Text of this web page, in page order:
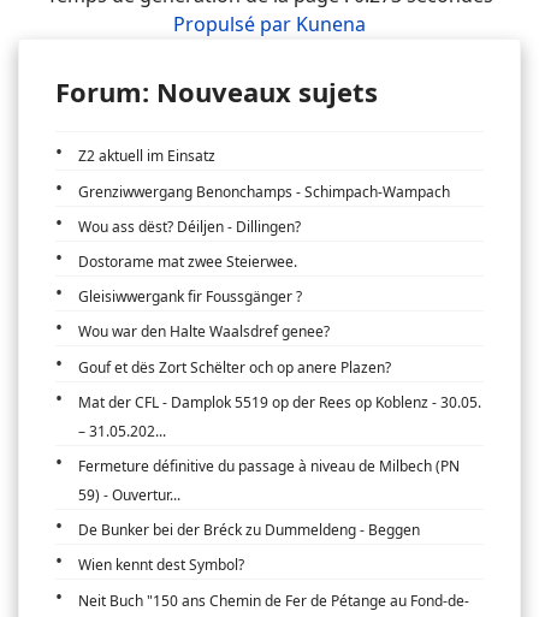
Propulsé par Kunena
Forum: Nouveaux sujets
Z2 aktuell im Einsatz
Grenziwwergang Benonchamps - Schimpach-Wampach
Wou ass dëst? Déiljen - Dillingen?
Dostorame mat zwee Steierwee.
Gleisiwwergank fir Foussgänger ?
Wou war den Halte Waalsdref genee?
Gouf et dës Zort Schëlter och op anere Plazen?
Mat der CFL - Damplok 5519 op der Rees op Koblenz - 30.05.
– 31.05.202...
Fermeture définitive du passage à niveau de Milbech (PN
59) - Ouvertur...
De Bunker bei der Bréck zu Dummeldeng - Beggen
Wien kennt dest Symbol?
Neit Buch "150 ans Chemin de Fer de Pétange au Fond-de-